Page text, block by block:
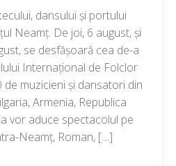
dansului și portului
Neamț. De joi, 6 august, și
se desfășoară cea de-a
Internațional de Folclor
de muzicieni și dansatori din
Armenia, Republica
vor aduce spectacolul pe
Neamț, Roman, […]